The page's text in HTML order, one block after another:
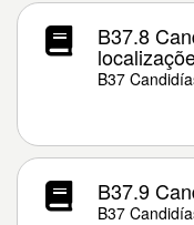
B37.8
B37
B37.9
B37